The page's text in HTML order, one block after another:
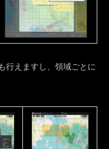
行えますし、領域ごとに